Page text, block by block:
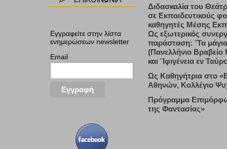
Εγγραφείτε στην λίστα
ενημερώσεων newsletter
Email
Διδασκαλία του
σε Εκπαιδευτικούς
καθηγητές Μέσης
Ως εξωτερικός
παράσταση: "Τα
(Πανελλήνιο
και "Ιφιγένεια εν
Ως Καθηγήτρια στο
Αθηνών, Κολλέγιο
Πρόγραμμα
της Φαντασίας»